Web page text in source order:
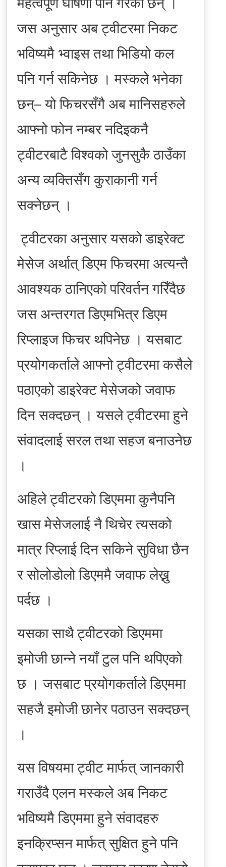
जस अनुसार अब ट्वीटरमा निकट
भविष्यमै भ्वाइस तथा भिडियो कल
पनि गर्न सकिनेछ । मस्कले भनेका
छन्– यो फिचरसँगै अब मानिसहरुले
आफ्नो फोन नम्बर नदिइकनै
ट्वीटरबाटै विश्वको जुनसुकै ठाउँका
अन्य व्यक्तिसँग कुराकानी गर्न
सक्नेछन् ।
ट्वीटरका अनुसार यसको डाइरेक्ट
मेसेज अर्थात् डिएम फिचरमा अत्यन्तै
आवश्यक ठानिएको परिवर्तन गरिँदैछ
जस अन्तरगत डिएमभित्र डिएम
रिप्लाइज फिचर थपिनेछ । यसबाट
प्रयोगकर्ताले आफ्नो ट्वीटरमा कसैले
पठाएको डाइरेक्ट मेसेजको जवाफ
दिन सक्दछन् । यसले ट्वीटरमा हुने
संवादलाई सरल तथा सहज बनाउनेछ
।
अहिले ट्वीटरको डिएममा कुनैपनि
खास मेसेजलाई नै थिचेर त्यसको
मात्र रिप्लाई दिन सकिने सुविधा छैन
र सोलोडोलो डिएममै जवाफ लेख्नु
पर्दछ ।
यसका साथै ट्वीटरको डिएममा
इमोजी छान्ने नयाँ टुल पनि थपिएको
छ । जसबाट प्रयोगकर्ताले डिएममा
सहजै इमोजी छानेर पठाउन सक्दछन्
।
यस विषयमा ट्वीट मार्फत् जानकारी
गराउँदै एलन मस्कले अब निकट
भविष्यमै डिएममा हुने संवादहरु
इनक्रिप्सन मार्फत् सुक्षित हुने पनि